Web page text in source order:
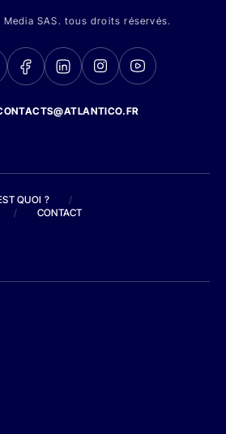
SAS. tous droits réservés.
QUOI ?
/
/ CONTACT